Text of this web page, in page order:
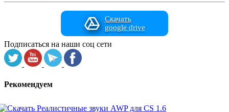
Скачать
google drive
Подписаться на наши соц сети
Рекомендуем